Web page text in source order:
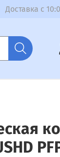
Доставка с